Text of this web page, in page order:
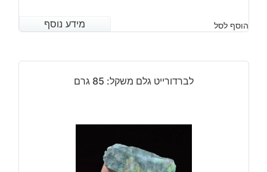
מידע נוסף הוסף לסל מידע נוסף
לברדורייט גלם משקל: 85 גרם